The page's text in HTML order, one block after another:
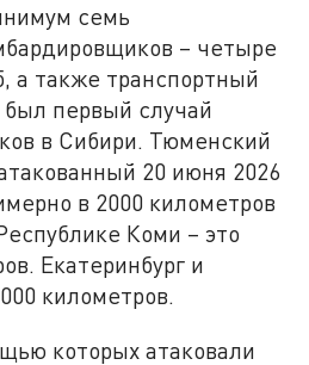
семь
– четыре
а также транспортный
первый случай
в Сибири. Тюменский
20 июня 2026
в 2000 километров
Коми – это
Екатеринбург и
километров.
которых атаковали